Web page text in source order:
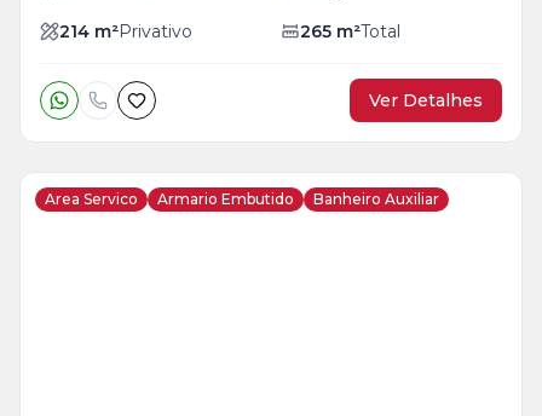
214 m²Privativo 265 m²Total
Ver Detalhes
Area Servico Armario Embutido Banheiro Auxiliar